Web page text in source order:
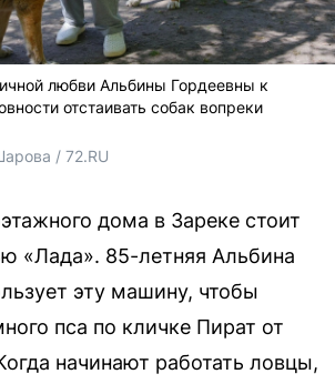
любви Альбины Гордеевны к
отстаивать собак вопреки
/ 72.RU
дома в Зареке стоит
«Лада». 85-летняя Альбина
эту машину, чтобы
пса по кличке Пират от
начинают работать ловцы,